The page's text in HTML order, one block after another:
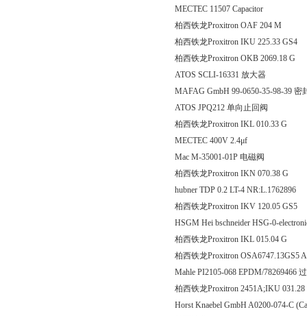
MECTEC 11507 Capacitor
柏西铁龙Proxitron OAF
柏西铁龙Proxitron IKU
柏西铁龙Proxitron OKB
ATOS SCLI-16331 放大器
MAFAG GmbH 99-0650-35-98-39 密
ATOS JPQ212 单向止回阀
柏西铁龙Proxitron IKL 010.33 G
MECTEC 400V 2.4μf
Mac M-35001-01P 电磁阀
柏西铁龙Proxitron IKN
hubner TDP 0.2 LT-4 NR:L.1762896
柏西铁龙Proxitron IKV
HSGM Hei bschneider HSG-0-
柏西铁龙Proxitron IKL
柏西铁龙Proxitron OSA6747.13GS5
Mahle PI2105-068 EPDM/78269466
柏西铁龙Proxitron 2451A;IKU
Horst Knaebel GmbH A0200-074-C